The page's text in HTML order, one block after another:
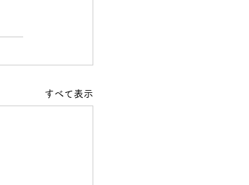
すべて表示